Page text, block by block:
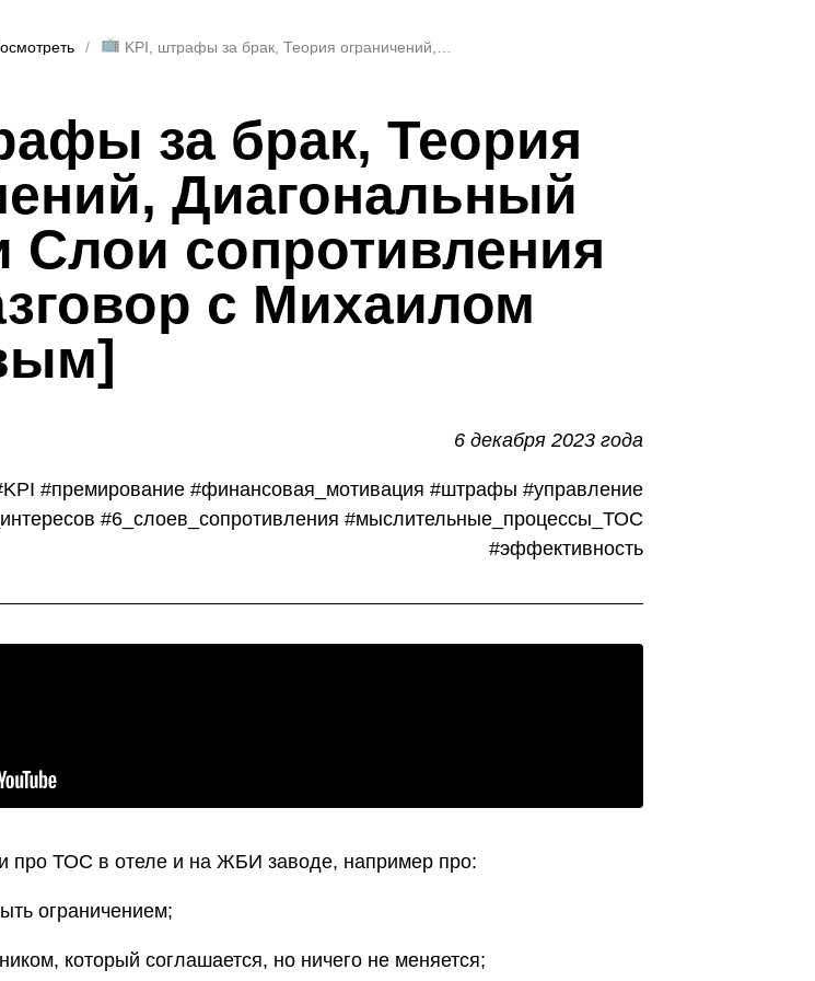
📺
за брак, Теория
Диагональный
Слои сопротивления
с Михаилом
6 декабря 2023 года
#премирование #финансовая_мотивация #штрафы #управление
#6_слоев_сопротивления #мыслительные_процессы_ТОС
#эффективность
про ТОС в отеле и на ЖБИ заводе, например про:
ограничением;
который соглашается, но ничего не меняется;